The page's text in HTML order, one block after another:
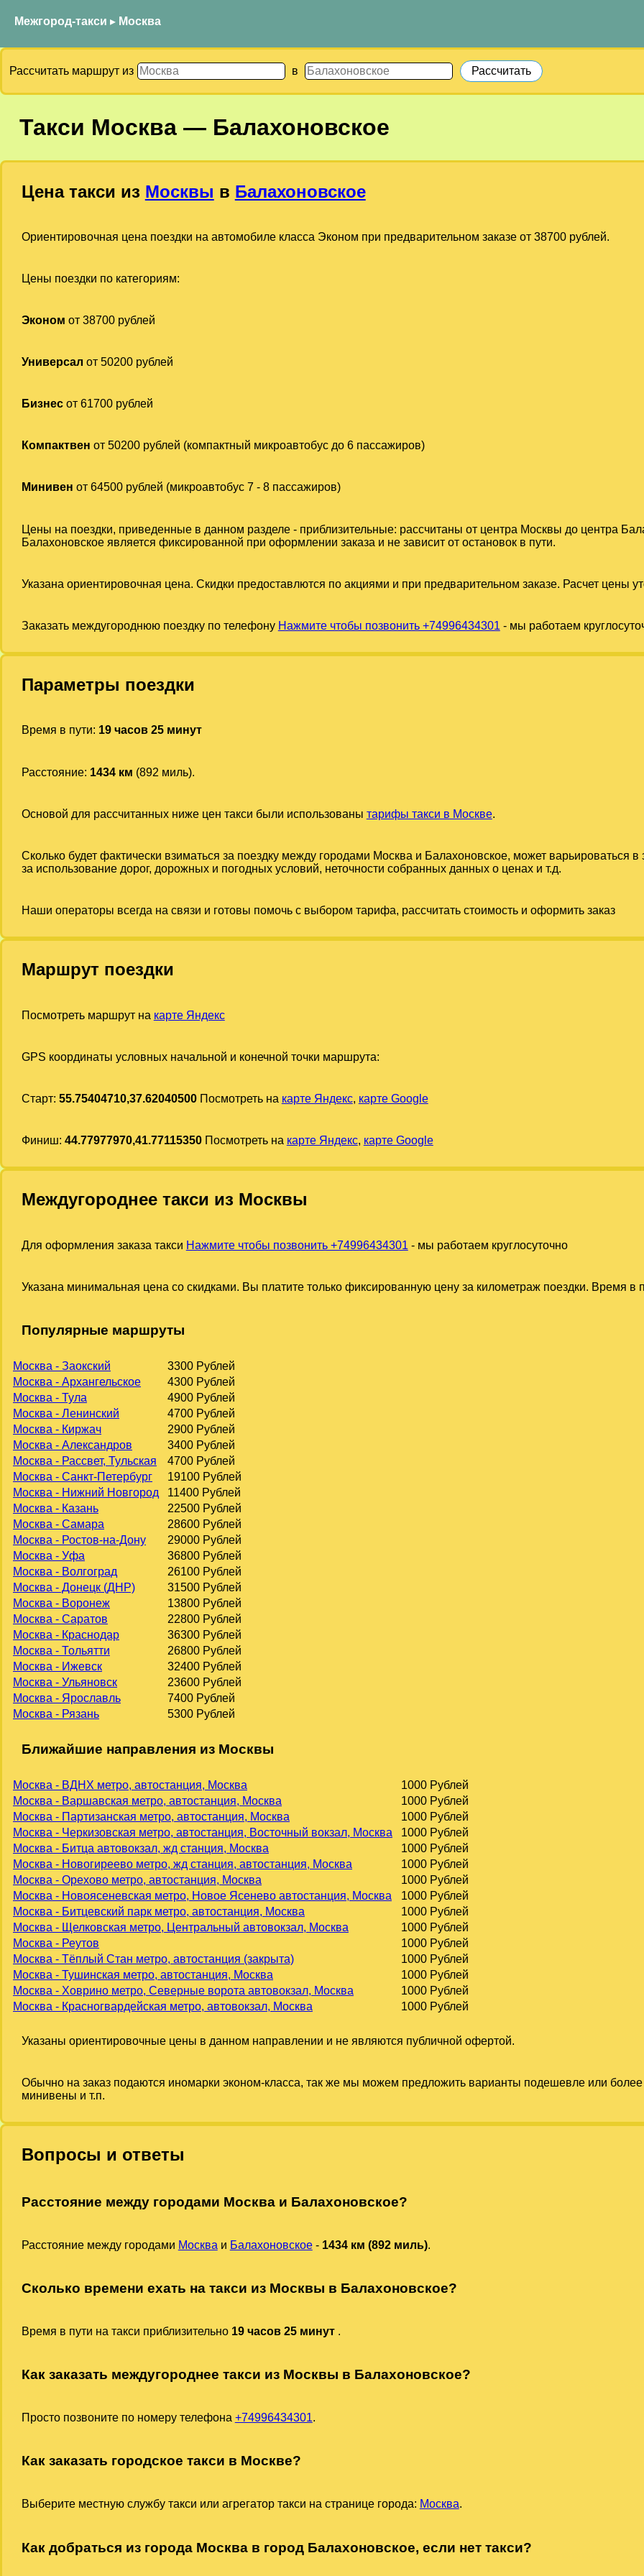
Межгород-такси ▸ Москва
Рассчитать маршрут из в
Такси Москва— Балахоновское
Цена такси из Москвы в Балахоновское
Ориентировочная цена поездки на автомобиле класса Эконом при предварительном заказе от 38700 рублей.
Цены поездки по категориям:
Эконом от 38700 рублей
Универсал от 50200 рублей
Бизнесот 61700 рублей
Компактвен от 50200 рублей (компактный микроавтобус до 6 пассажиров)
Минивен от 64500 рублей (микроавтобус 7 - 8 пассажиров)
Цены на поездки, приведенные в данном разделе - приблизительные: рассчитаны от центра Москвы до центра
Балахоновское является фиксированной при оформлении заказа и не зависит от остановок в пути.
Указана ориентировочная цена. Скидки предоставлются по акциями и при предварительном заказе. Расчет цены
Заказать междугороднюю поездку по телефону Нажмите чтобы позвонить +74996434301 - мы работаем
Параметры поездки
Время в пути: 19 часов 25 минут
Расстояние: 1434 км (892 миль).
Основой для рассчитанных ниже цен такси были использованы тарифы такси в Москве.
Сколько будет фактически взиматься за поездку между городами Москва и Балахоновское, может варьироваться в
за использование дорог, дорожных и погодных условий, неточности собранных данных о ценах и т.д.
Наши операторы всегда на связи и готовы помочь с выбором тарифа, рассчитать стоимость и оформить заказ
Маршрут поездки
Посмотреть маршрут на карте Яндекс
GPS координаты условных начальной и конечной точки маршрута:
Старт: 55.75404710,37.62040500Посмотреть на карте Яндекс, карте Google
Финиш: 44.77977970,41.77115350Посмотреть на карте Яндекс, карте Google
Междугороднее такси из Москвы
Для оформления заказа такси Нажмите чтобы позвонить +74996434301 - мы работаем круглосуточно
Указана минимальная цена со скидками. Вы платите только фиксированную цену за километраж поездки. Время в
Популярные маршруты
Москва - Заокский
3300 Рублей
Москва - Архангельское
4300 Рублей
Москва - Тула
4900 Рублей
Москва - Ленинский
4700 Рублей
Москва - Киржач
2900 Рублей
Москва - Александров
3400 Рублей
Москва - Рассвет, Тульская
4700 Рублей
Москва - Санкт-Петербург
19100 Рублей
Москва - Нижний Новгород
11400 Рублей
Москва - Казань
22500 Рублей
Москва - Самара
28600 Рублей
Москва - Ростов-на-Дону
29000 Рублей
Москва - Уфа
36800 Рублей
Москва - Волгоград
26100 Рублей
Москва - Донецк (ДНР)
31500 Рублей
Москва - Воронеж
13800 Рублей
Москва - Саратов
22800 Рублей
Москва - Краснодар
36300 Рублей
Москва - Тольятти
26800 Рублей
Москва - Ижевск
32400 Рублей
Москва - Ульяновск
23600 Рублей
Москва - Ярославль
7400 Рублей
Москва - Рязань
5300 Рублей
Ближайшие направления из Москвы
Москва - ВДНХ метро, автостанция, Москва
1000 Рублей
Москва - Варшавская метро, автостанция, Москва
1000 Рублей
Москва - Партизанская метро, автостанция, Москва
1000 Рублей
Москва - Черкизовская метро, автостанция, Восточный вокзал, Москва
1000 Рублей
Москва - Битца автовокзал, жд станция, Москва
1000 Рублей
Москва - Новогиреево метро, жд станция, автостанция, Москва
1000 Рублей
Москва - Орехово метро, автостанция, Москва
1000 Рублей
Москва - Новоясеневская метро, Новое Ясенево автостанция, Москва
1000 Рублей
Москва - Битцевский парк метро, автостанция, Москва
1000 Рублей
Москва - Щелковская метро, Центральный автовокзал, Москва
1000 Рублей
Москва - Реутов
1000 Рублей
Москва - Тёплый Стан метро, автостанция (закрыта)
1000 Рублей
Москва - Тушинская метро, автостанция, Москва
1000 Рублей
Москва - Ховрино метро, Северные ворота автовокзал, Москва
1000 Рублей
Москва - Красногвардейская метро, автовокзал, Москва
1000 Рублей
Указаны ориентировочные цены в данном направлении и не являются публичной офертой.
Обычно на заказ подаются иномарки эконом-класса, так же мы можем предложить варианты подешевле или
минивены и т.п.
Вопросы и ответы
Расстояние между городами Москва и Балахоновское?
Расстояние между городами Москва и Балахоновское- 1434 км (892 миль).
Сколько времени ехать на такси из Москвы в Балахоновское?
Время в пути на такси приблизительно 19 часов 25 минут .
Как заказать междугороднее такси из Москвы в Балахоновское?
Просто позвоните по номеру телефона +74996434301.
Как заказать городское такси в Москве?
Выберите местную службу такси или агрегатор такси на странице города: Москва.
Как добраться из города Москва в город Балахоновское, если нет такси?